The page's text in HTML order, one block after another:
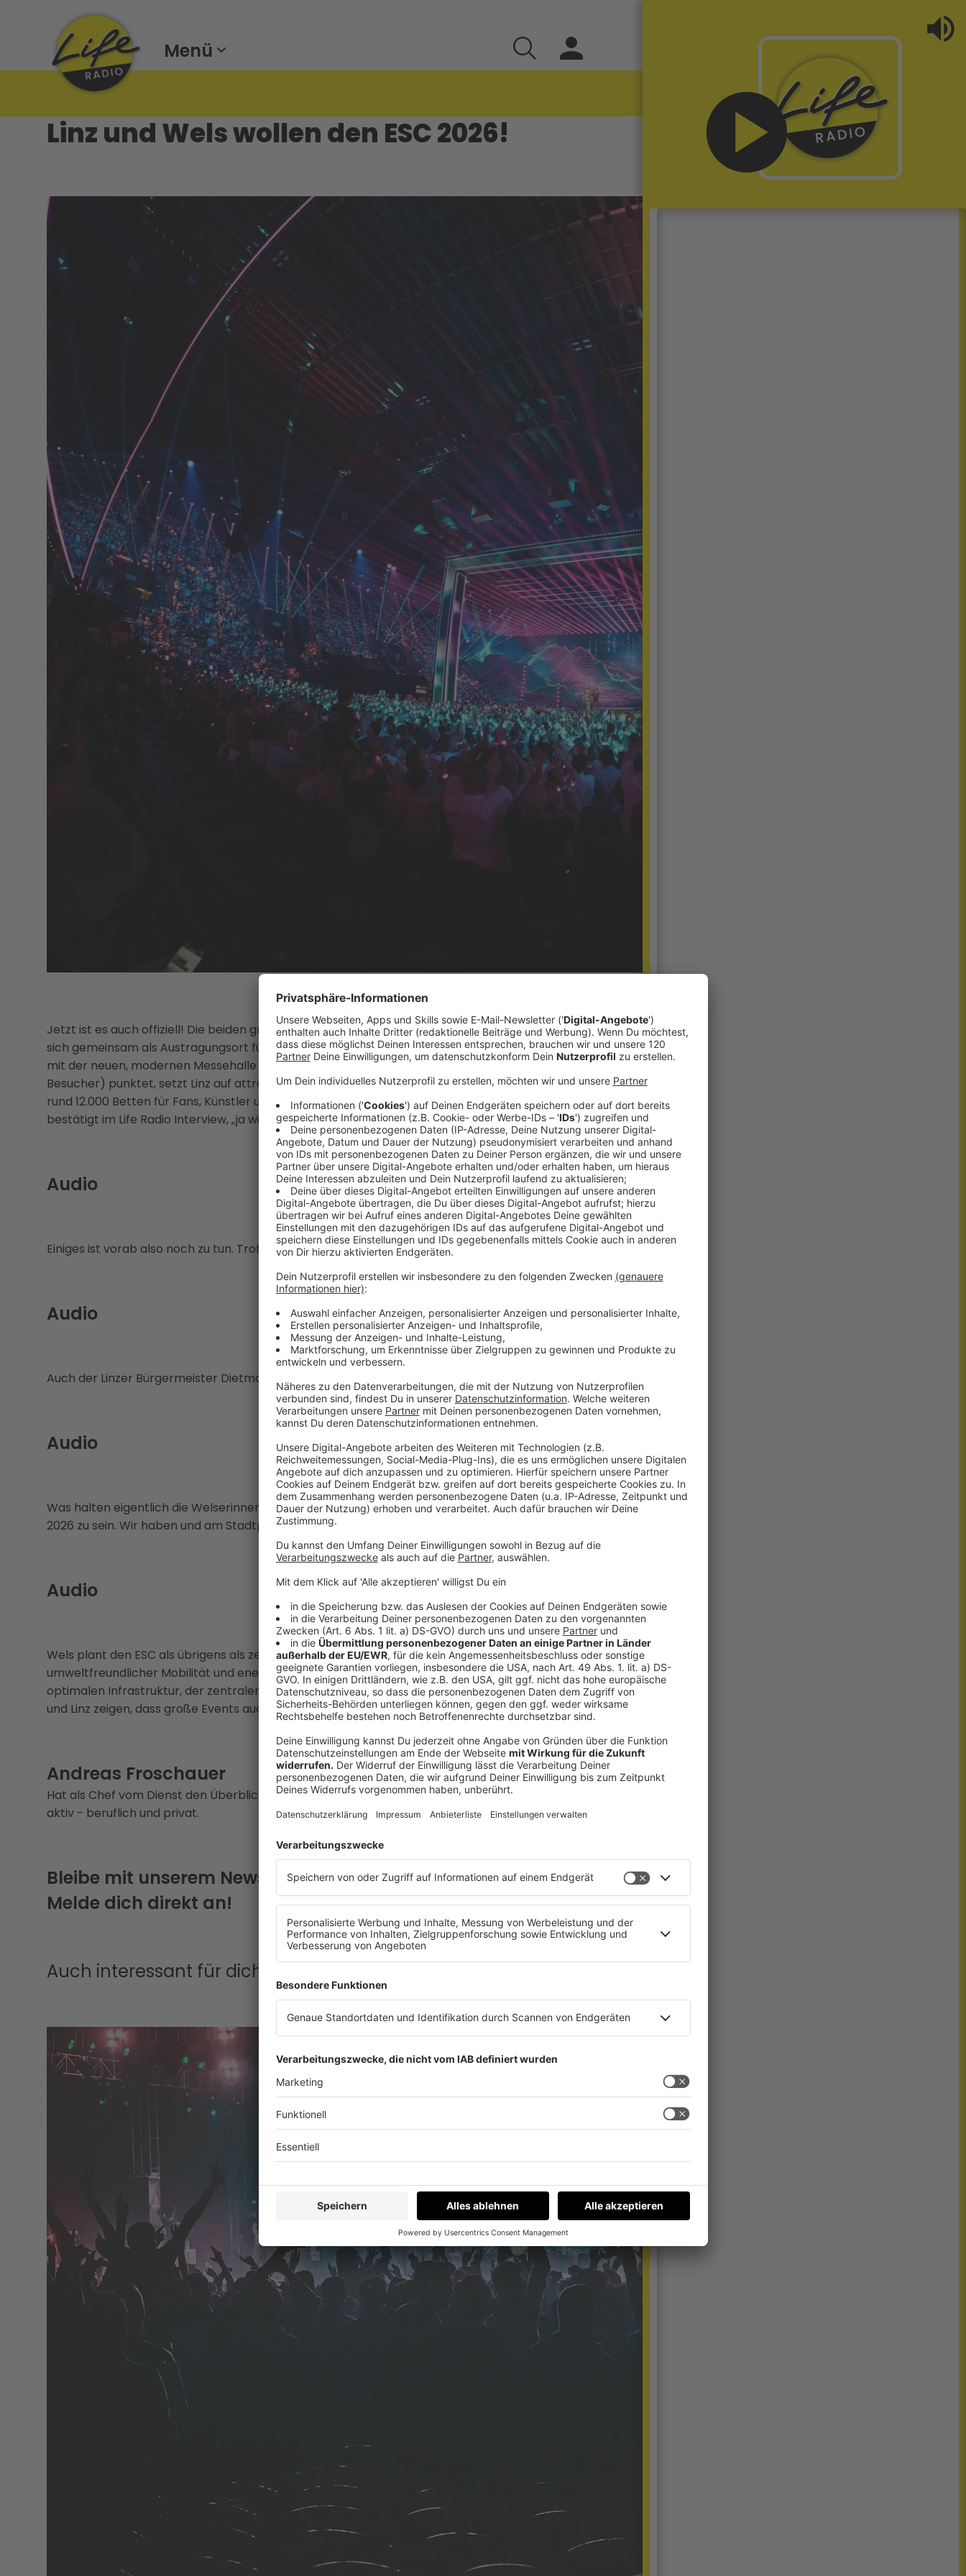
Menü
Linz und Wels wollen den ESC 2026!
Jetzt ist es auch offiziell! Die beiden größten Städte Oberösterreichs – Wels und Linz – bewerben
sich gemeinsam als Austragungsort für den Eurovision Song Contest (ESC) 2026. Während Wels
mit der neuen, modernen Messehalle (Fertigstellung Jänner 2026, erweiterbar auf über 5.700
Besucher) punktet, setzt Linz auf attraktive Public Viewing-Flächen. Zusammen bieten die Städte
rund 12.000 Betten für Fans, Künstler und Medien. Auch der Welser Bürgermeister Andreas Rabl
bestätigt im Life Radio Interview, „ja wir wollen mit Linz gemeinsam den ESC nach OÖ holen“.
Audio
Einiges ist vorab also noch zu tun. Trotzdem soll der ESC nach OÖ sagt, Rabl.
Audio
Auch der Linzer Bürgermeister Dietmar Prammer ist von der Idee begeistert.
Audio
Was halten eigentlich die Welserinnen und Welser von der Idee Austragungsort des Song Contest
2026 zu sein. Wir haben und am Stadtplatz in Wels umgehört.
Audio
Wels plant den ESC als übrigens als zertifiziertes Green Event – mit regionaler Bio-Gastronomie,
umweltfreundlicher Mobilität und energieeffizientem Veranstaltungskonzept. Dank der
optimalen Infrastruktur, der zentralen Lage und dem Engagement beider Städte, möchten Wels
und Linz zeigen, dass große Events auch außerhalb von Wien möglich sind.
Andreas Froschauer
Hat als Chef vom Dienst den Überblick im täglichen Programmablauf. Außerdem auch sportlich
aktiv - beruflich und privat.
Bleibe mit unserem Newsletter immer auf dem Laufenden.
Melde dich direkt an!
Auch interessant für dich